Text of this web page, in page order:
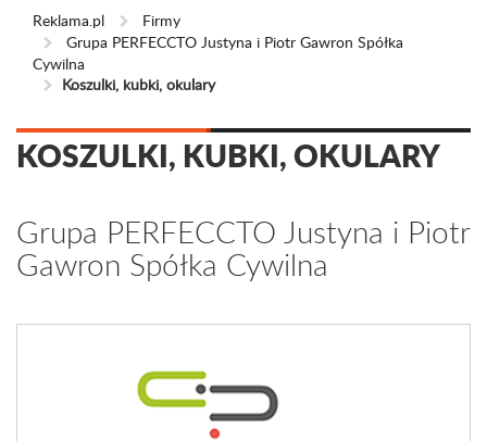
Reklama.pl
Firmy
Grupa PERFECCTO Justyna i Piotr Gawron Spółka
Cywilna
Koszulki, kubki, okulary
KOSZULKI, KUBKI, OKULARY
Grupa PERFECCTO Justyna i Piotr
Gawron Spółka Cywilna